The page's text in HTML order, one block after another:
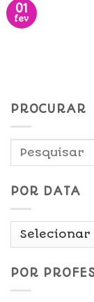
01
fev
PROCURAR
POR DATA
Por
POR